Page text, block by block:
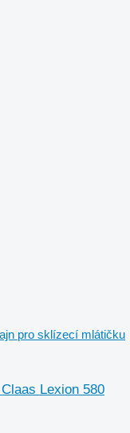
pro sklízecí mlátičku
Lexion 580